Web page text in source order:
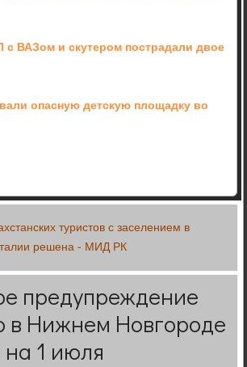
ВАЗом и скутером пострадали двое
опасную детскую площадку во
туристов с заселением в
решена - МИД РК
предупреждение
в Нижнем Новгороде
1 июля